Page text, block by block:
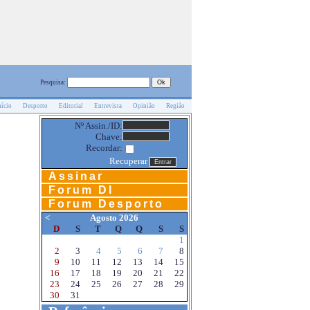
Pesquisa:
Desporto Editorial Entrevista Opinião Região
Nº Assin./ID:
Chave:
Recordar:
Recuperar
Assinar
Forum DI
Forum Desporto
<
Agosto 2026
D
S T Q Q S
S
1
2
3 4 5 6 7
8
9
10 11 12 13 14
15
16
17 18 19 20 21
22
23
24 25 26 27 28
29
30
31